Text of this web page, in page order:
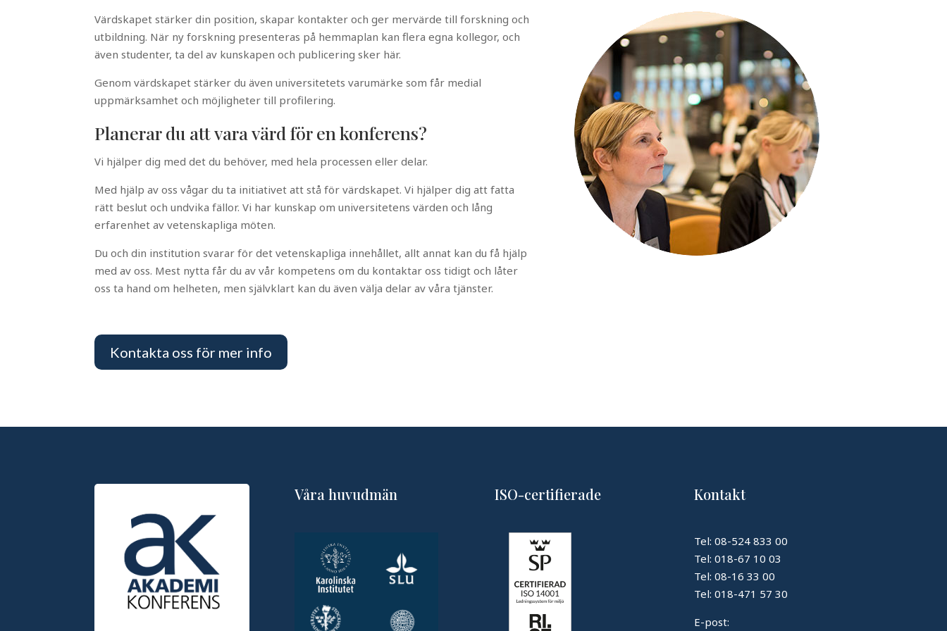
Värdskapet stärker din position, skapar kontakter och ger mervärde till forskning och
utbildning. När ny forskning presenteras på hemmaplan kan flera egna kollegor, och
även studenter, ta del av kunskapen och publicering sker här.
Genom värdskapet stärker du även universitetets varumärke som får medial
uppmärksamhet och möjligheter till profilering.
Planerar du att vara värd för en konferens?
Vi hjälper dig med det du behöver, med hela processen eller delar.
Med hjälp av oss vågar du ta initiativet att stå för värdskapet. Vi hjälper dig att fatta
rätt beslut och undvika fällor. Vi har kunskap om universitetens värden och lång
erfarenhet av vetenskapliga möten.
Du och din institution svarar för det vetenskapliga innehållet, allt annat kan du få hjälp
med av oss. Mest nytta får du av vår kompetens om du kontaktar oss tidigt och låter
oss ta hand om helheten, men självklart kan du även välja delar av våra tjänster.
Kontakta oss för mer info
Våra huvudmän ISO-certifierade Kontakt
Tel: 08-524 833 00
Tel: 018-67 10 03
Tel: 08-16 33 00
Tel: 018-471 57 30
E-post: